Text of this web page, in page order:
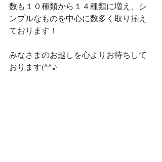
数も１０種類から１４種類に増え、シ
ンプルなものを中心に数多く取り揃え
ております！
みなさまのお越しを心よりお待ちして
おります(^^♪